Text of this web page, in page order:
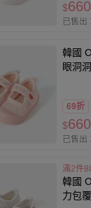
$660
已售出
韓國
眼洞
69折
$660
已售出
滿2件
韓國
力包